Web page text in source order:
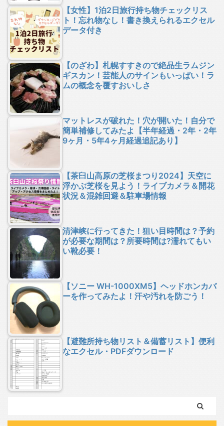
【女性】1泊2日旅行持ち物チェックリス
ト！忘れ物なし！書き換えられるエクセル
データ付き
【のざわ】札幌すすきので絶品生ラムジン
ギスカン！芸能人のサインもいっぱい！ラ
ムの概念を覆すおいしさ
マットレスが破れた！穴が開いた！自分で
簡単補修してみたよ【半年経過・2年・2年
9ヶ月・5年4ヶ月経過追記あり】
【茶臼山高原の芝桜まつり2024】天空に
浮かぶ芝桜を見よう！ライブカメラ＆開花
状況＆混雑回避＆駐車場情報
清津峡に行ってきた！狙い目時間は？予約
が必要な期間は？所要時間は?濡れてもい
い靴必要！
【ソニー WH-1000XM5】ヘッドホンカバ
ーを作ってみたよ！汗や汚れを防ごう！
【避難所持ち物リスト＆備蓄リスト】便利
なエクセル・PDFダウンロード